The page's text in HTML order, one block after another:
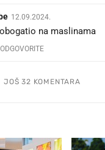
12.09.2024.
na maslinama 🙄
ODGOVORITE
JOŠ 32 KOMENTARA